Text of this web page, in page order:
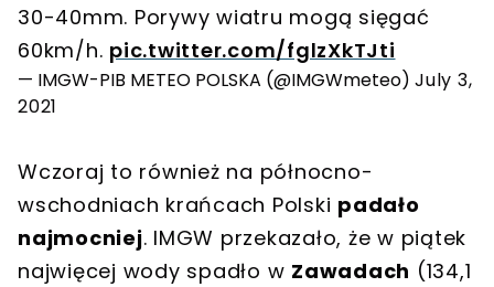
30-40mm. Porywy wiatru mogą sięgać
60km/h. pic.twitter.com/fglzXkTJti
— IMGW-PIB METEO POLSKA (@IMGWmeteo) July 3,
2021
Wczoraj to również na północno-
wschodniach krańcach Polski padało
najmocniej. IMGW przekazało, że w piątek
najwięcej wody spadło w Zawadach (134,1